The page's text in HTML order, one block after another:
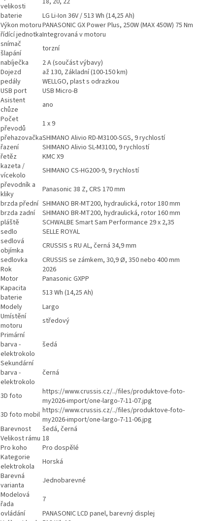
velikosti
baterie
LG Li-Ion 36V / 513 Wh (14,25 Ah)
Výkon motoruPANASONIC GX Power Plus, 250W (MAX 450W) 75 Nm
řídící jednotkaIntegrovaná v motoru
snímač
šlapání
torzní
nabíječka
2 A (součást výbavy)
Dojezd
až 130, Základní (100-150 km)
pedály
WELLGO, plast s odrazkou
USB port
USB Micro-B
Asistent
chůze
ano
Počet
převodů
1 x 9
přehazovačkaSHIMANO Alivio RD-M3100-SGS, 9 rychlostí
řazení
SHIMANO Alivio SL-M3100, 9 rychlostí
řetěz
KMC X9
kazeta /
vícekolo
SHIMANO CS-HG200-9, 9 rychlostí
převodník a
kliky
Panasonic 38 Z, CRS 170 mm
brzda přední SHIMANO BR-MT200, hydraulická, rotor 180 mm
brzda zadní
SHIMANO BR-MT200, hydraulická, rotor 160 mm
pláště
SCHWALBE Smart Sam Performance 29 x 2,35
sedlo
SELLE ROYAL
sedlová
objímka
CRUSSIS s RU AL, černá 34,9 mm
sedlovka
CRUSSIS se zámkem, 30,9 Ø, 350 nebo 400 mm
Rok
2026
Motor
Panasonic GXPP
Kapacita
baterie
513 Wh (14,25 Ah)
Modely
Largo
Umístění
motoru
středový
Primární
barva -
elektrokolo
šedá
Sekundární
barva -
elektrokolo
černá
3D foto
https://www.crussis.cz/../files/produktove-foto-
my2026-import/one-largo-7-11-07.jpg
3D foto mobil https://www.crussis.cz/../files/produktove-foto-
my2026-import/one-largo-7-11-06.jpg
Barevnost
šedá, černá
Velikost rámu 18
Pro koho
Pro dospělé
Kategorie
elektrokola
Horská
Barevná
varianta
Jednobarevné
Modelová
řada
7
ovládání
PANASONIC LCD panel, barevný displej